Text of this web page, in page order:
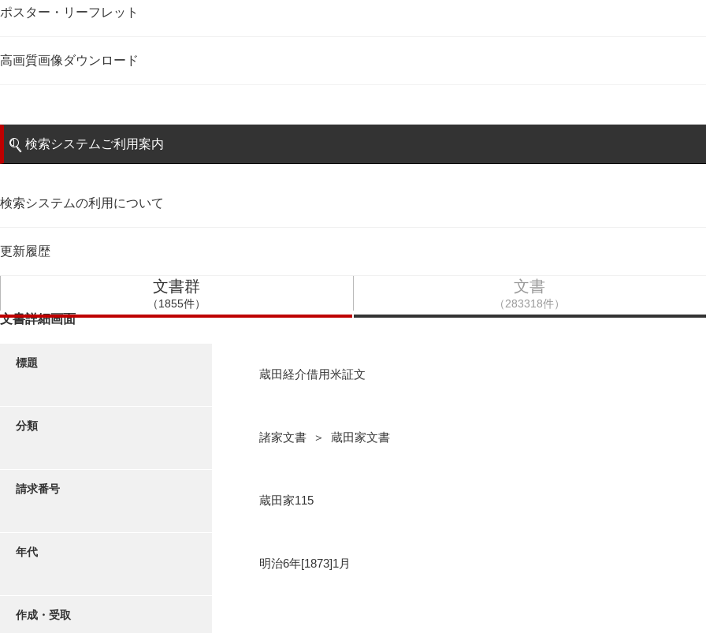
ポスター・リーフレット
高画質画像ダウンロード
検索システムご利用案内
検索システムの利用について
更新履歴
文書群
（1855件）
文書
（283318件）
文書詳細画面
標題
蔵田経介借用米証文
分類
諸家文書 ＞ 蔵田家文書
請求番号
蔵田家115
年代
明治6年[1873]1月
作成・受取